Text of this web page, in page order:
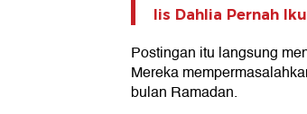
Iis Dahlia Pernah
Postingan itu langsung
Mereka
bulan Ramadan.